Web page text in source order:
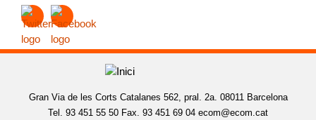
Gran Via de les Corts Catalanes 562, pral. 2a. 08011 Barcelona
Tel. 93 451 55 50 Fax. 93 451 69 04 ecom@ecom.cat